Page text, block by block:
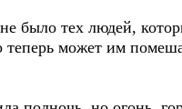
было тех людей,
теперь может им